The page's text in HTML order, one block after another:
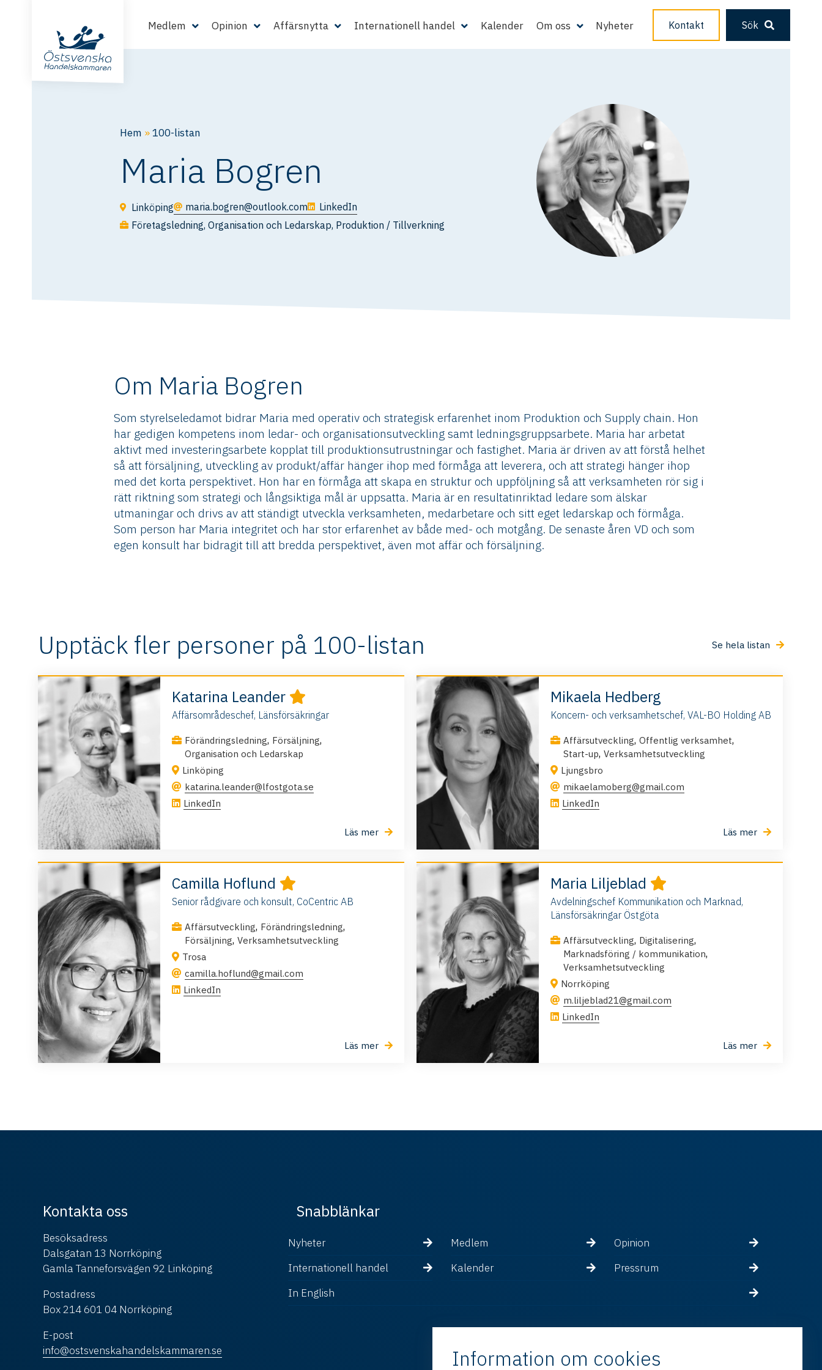
Medlem Opinion Affärsnytta Internationell handel Kalender Om oss Nyheter Kontakt Sök
Hem »100-listan
Maria Bogren
Linköping maria.bogren@outlook.com
LinkedIn
Företagsledning, Organisation och Ledarskap, Produktion / Tillverkning
Om Maria Bogren
Som styrelseledamot bidrar Maria med operativ och strategisk erfarenhet inom Produktion och Supply chain. Hon
har gedigen kompetens inom ledar- och organisationsutveckling samt ledningsgruppsarbete. Maria har arbetat
aktivt med investeringsarbete kopplat till produktionsutrustningar och fastighet. Maria är driven av att förstå helhet
så att försäljning, utveckling av produkt/affär hänger ihop med förmåga att leverera, och att strategi hänger ihop
med det korta perspektivet. Hon har en förmåga att skapa en struktur och uppföljning så att verksamheten rör sig i
rätt riktning som strategi och långsiktiga mål är uppsatta. Maria är en resultatinriktad ledare som älskar
utmaningar och drivs av att ständigt utveckla verksamheten, medarbetare och sitt eget ledarskap och förmåga.
Som person har Maria integritet och har stor erfarenhet av både med- och motgång. De senaste åren VD och som
egen konsult har bidragit till att bredda perspektivet, även mot affär och försäljning.
Upptäck fler personer på 100-listan Se hela listan
Katarina Leander
Affärsområdeschef, Länsförsäkringar
Förändringsledning, Försäljning,
Organisation och Ledarskap
Linköping
katarina.leander@lfostgota.se
LinkedIn
Läs mer
Mikaela Hedberg
Koncern- och verksamhetschef, VAL-BO Holding AB
Affärsutveckling, Offentlig verksamhet,
Start-up, Verksamhetsutveckling
Ljungsbro
mikaelamoberg@gmail.com
LinkedIn
Läs mer
Camilla Hoflund
Senior rådgivare och konsult, CoCentric AB
Affärsutveckling, Förändringsledning,
Försäljning, Verksamhetsutveckling
Trosa
camilla.hoflund@gmail.com
LinkedIn
Läs mer
Maria Liljeblad
Avdelningschef Kommunikation och Marknad,
Länsförsäkringar Östgöta
Affärsutveckling, Digitalisering,
Marknadsföring / kommunikation,
Verksamhetsutveckling
Norrköping
m.liljeblad21@gmail.com
LinkedIn
Läs mer
Kontakta oss
Besöksadress
Dalsgatan 13 Norrköping
Gamla Tanneforsvägen 92 Linköping
Postadress
Box 214 601 04 Norrköping
E-post
info@ostsvenskahandelskammaren.se
Snabblänkar
Nyheter Medlem
Opinion
Internationell handel
Kalender
Pressrum
In English
Information om cookies